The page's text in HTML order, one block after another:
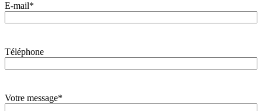
E-mail*
Téléphone
Votre message*